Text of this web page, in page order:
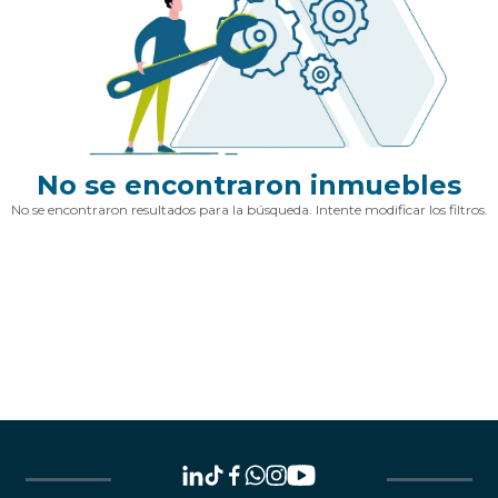
No se encontraron inmuebles
No se encontraron resultados para la búsqueda. Intente modificar los filtros.